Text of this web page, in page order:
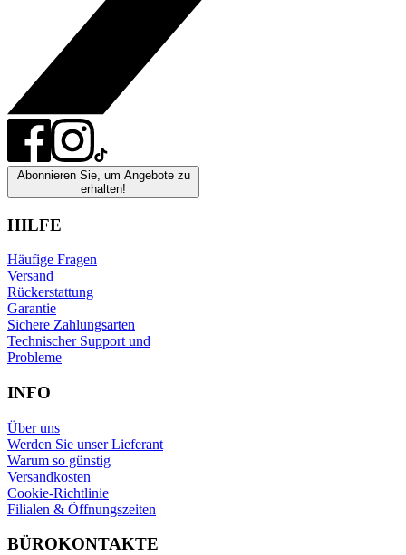
Abonnieren Sie, um Angebote zu
erhalten!
HILFE
Häufige Fragen
Versand
Rückerstattung
Garantie
Sichere Zahlungsarten
Technischer Support und
Probleme
INFO
Über uns
Werden Sie unser Lieferant
Warum so günstig
Versandkosten
Cookie-Richtlinie
Filialen & Öffnungszeiten
BÜROKONTAKTE